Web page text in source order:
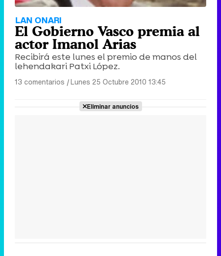
LAN ONARI
El Gobierno Vasco premia al
actor Imanol Arias
Recibirá este lunes el premio de manos del
lehendakari Patxi López.
13 comentarios |Lunes 25 Octubre 2010 13:45
Eliminar anuncios